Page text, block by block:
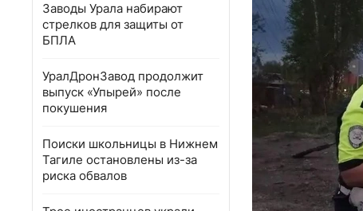
Заводы Урала набирают
стрелков для защиты от
БПЛА
УралДронЗавод продолжит
выпуск «Упырей» после
покушения
Поиски школьницы в Нижнем
Тагиле остановлены из-за
риска обвалов